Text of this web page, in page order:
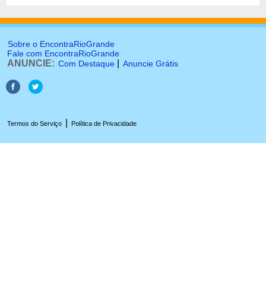
Sobre o EncontraRioGrande
Fale com EncontraRioGrande
ANUNCIE: Com Destaque Anuncie Grátis
Termos do Serviço Política de Privacidade